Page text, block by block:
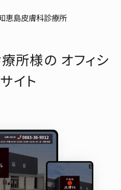
恵島皮膚科診療所
所様の オフィシ
イト